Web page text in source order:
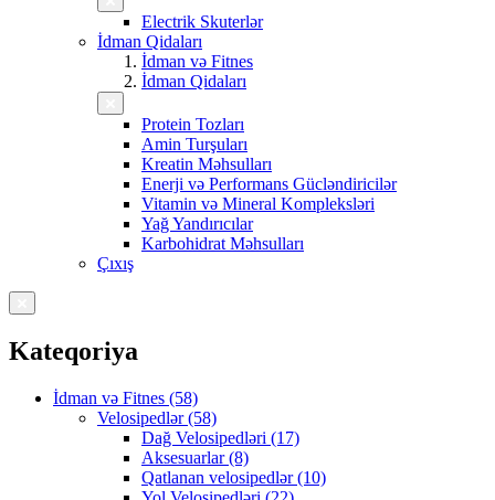
Electrik Skuterlər
İdman Qidaları
İdman və Fitnes
İdman Qidaları
Protein Tozları
Amin Turşuları
Kreatin Məhsulları
Enerji və Performans Gücləndiricilər
Vitamin və Mineral Kompleksləri
Yağ Yandırıcılar
Karbohidrat Məhsulları
Çıxış
Kateqoriya
İdman və Fitnes (58)
Velosipedlər (58)
Dağ Velosipedləri (17)
Aksesuarlar (8)
Qatlanan velosipedlər (10)